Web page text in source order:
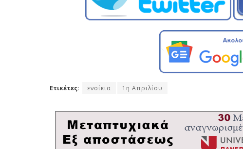
Ετικέτες: ενοίκια 1η Απριλίου